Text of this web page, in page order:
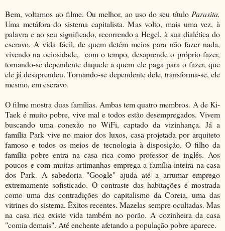
Bem, voltamos ao filme. Ou melhor, ao uso do seu título Parasita.
Uma metáfora do sistema capitalista. Mas volto, mais uma vez, à
palavra e ao seu significado, recorrendo a Hegel, à sua dialética do
escravo. A vida fácil, de quem detém meios para não fazer nada,
vivendo na ociosidade, com o tempo, desaprende o próprio fazer,
tornando-se dependente daquele a quem ele paga para o fazer, que
ele já desaprendeu. Tornando-se dependente dele, transforma-se, ele
mesmo, em escravo.
O filme mostra duas famílias. Ambas tem quatro membros. A de Ki-
Taek é muito pobre, vive mal e todos estão desempregados. Vivem
buscando uma conexão no WiFi, captado da vizinhança. Já a
família Park vive no maior dos luxos, casa projetada por arquiteto
famoso e todos os meios de tecnologia à disposição. O filho da
família pobre entra na casa rica como professor de inglês. Aos
poucos e com muitas artimanhas emprega a família inteira na casa
dos Park. A sabedoria "Google" ajuda até a arrumar emprego
extremamente sofisticado. O contraste das habitações é mostrada
como uma das contradições do capitalismo da Coreia, uma das
vitrines do sistema. Êxitos recentes. Mazelas sempre ocultadas. Mas
na casa rica existe vida também no porão. A cozinheira da casa
"comia demais". Até enchente afetando a população pobre aparece.